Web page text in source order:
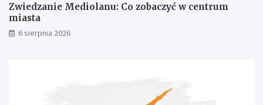
Zwiedzanie Mediolanu: Co zobaczyć w centrum
miasta
6 sierpnia 2026